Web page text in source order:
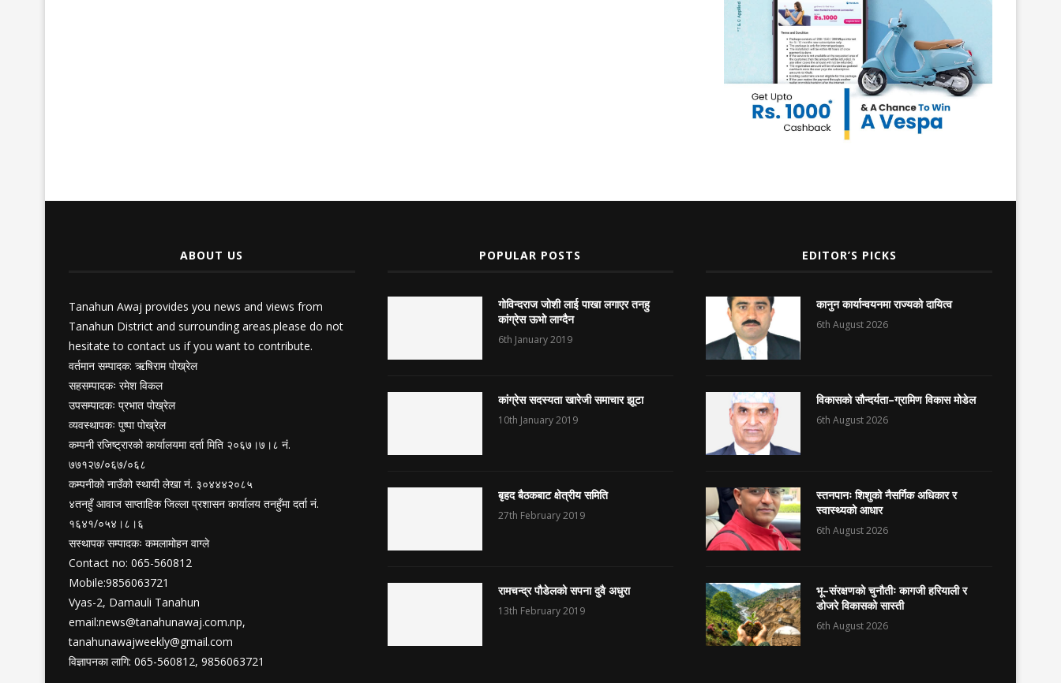
ABOUT US
Tanahun Awaj provides you news and views from
Tanahun District and surrounding areas.please do not
hesitate to contact us if you want to contribute.
वर्तमान सम्पादक: ऋषिराम पोख्रेल
सहसम्पादकः रमेश विकल
उपसम्पादकः प्रभात पोख्रेल
व्यवस्थापकः पुष्पा पोख्रेल
कम्पनी रजिष्ट्रारको कार्यालयमा दर्ता मिति २०६७।७।८ नं.
७७१२७/०६७/०६८
कम्पनीको नाउँको स्थायी लेखा नं. ३०४४४२०८५
४तनहुँ आवाज साप्ताहिक जिल्ला प्रशासन कार्यालय तनहुँमा दर्ता नं.
१६४१/०५४।८।६
सस्थापक सम्पादकः कमलामोहन वाग्ले
Contact no: 065-560812
Mobile:9856063721
Vyas-2, Damauli Tanahun
email:news@tanahunawaj.com.np,
tanahunawajweekly@gmail.com
विज्ञापनका लागि: 065-560812, 9856063721
POPULAR POSTS
गोविन्दराज जोशी लाई पाखा लगाएर तनहु
कांग्रेस ऊभो लाग्दैन
6th January 2019
कांग्रेस सदस्यता खारेजी समाचार झूटा
10th January 2019
बृहद बैठकबाट क्षेत्रीय समिति
27th February 2019
रामचन्द्र पौडेलको सपना दुवै अधुरा
13th February 2019
EDITOR’S PICKS
कानुन कार्यान्वयनमा राज्यको दायित्व
6th August 2026
विकासको सौन्दर्यता–ग्रामिण विकास मोडेल
6th August 2026
स्तनपानः शिशुको नैसर्गिक अधिकार र
स्वास्थ्यको आधार
6th August 2026
भू–संरक्षणको चुनौतीः कागजी हरियाली र
डोजरे विकासको सास्ती
6th August 2026